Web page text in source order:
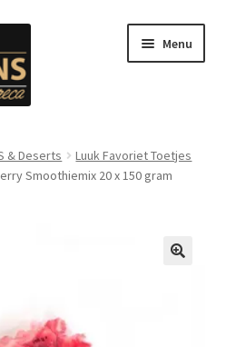
Menu
& Deserts
Luuk Favoriet Toetjes
Smoothiemix 20 x 150 gram